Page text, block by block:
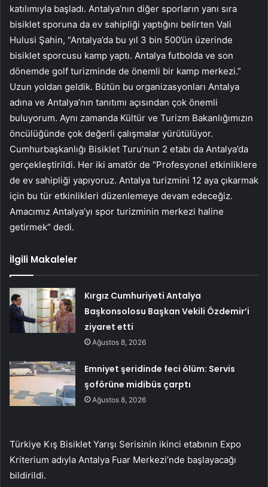
katılımıyla başladı. Antalya’nın diğer sporların yanı sıra
bisiklet sporuna da ev sahipliği yaptığını belirten Vali
Hulusi Şahin, “Antalya’da bu yıl 3 bin 500’ün üzerinde
bisiklet sporcusu kamp yaptı. Antalya futbolda ve son
dönemde golf turizminde de önemli bir kamp merkezi.”
Uzun yoldan geldik. Bütün bu organizasyonları Antalya
adına ve Antalya’nın tanıtımı açısından çok önemli
buluyorum. Aynı zamanda Kültür ve Turizm Bakanlığımızın
öncülüğünde çok değerli çalışmalar yürütülüyor.
Cumhurbaşkanlığı Bisiklet Turu’nun 2 etabı da Antalya’da
gerçekleştirildi. Her iki amatör de “Profesyonel etkinliklere
de ev sahipliği yapıyoruz. Antalya turizmini 12 aya çıkarmak
için bu tür etkinlikleri düzenlemeye devam edeceğiz.
Amacımız Antalya’yı spor turizminin merkezi haline
getirmek” dedi.
İlgili Makaleler
Kırgız Cumhuriyeti Antalya
Başkonsolosu Başkan Vekili Özdemir’i
ziyaret etti
Ağustos 8, 2026
Emniyet şeridinde feci ölüm: Servis
şoförüne midibüs çarptı
Ağustos 8, 2026
Türkiye Kış Bisiklet Yarışı Serisinin ikinci etabının Expo
Kriterium adıyla Antalya Fuar Merkezi’nde başlayacağı
bildirildi.